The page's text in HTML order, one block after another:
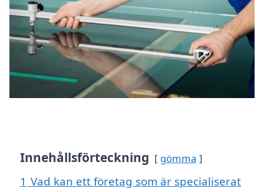
Innehållsförteckning gömma
1 Vad kan ett företag som är specialiserat